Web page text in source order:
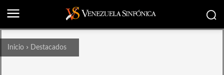
Inicio Destacados